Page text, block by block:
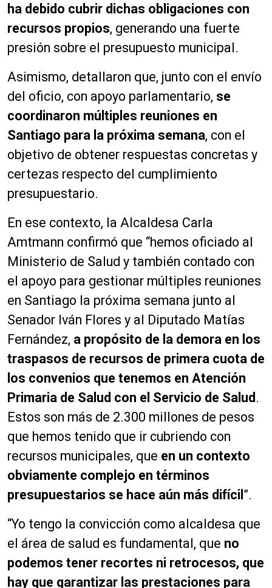
ha debido cubrir dichas obligaciones con
recursos propios, generando una fuerte
presión sobre el presupuesto municipal.
Asimismo, detallaron que, junto con el envío
del oficio, con apoyo parlamentario, se
coordinaron múltiples reuniones en
Santiago para la próxima semana, con el
objetivo de obtener respuestas concretas y
certezas respecto del cumplimiento
presupuestario.
En ese contexto, la Alcaldesa Carla
Amtmann confirmó que “hemos oficiado al
Ministerio de Salud y también contado con
el apoyo para gestionar múltiples reuniones
en Santiago la próxima semana junto al
Senador Iván Flores y al Diputado Matías
Fernández, a propósito de la demora en los
traspasos de recursos de primera cuota de
los convenios que tenemos en Atención
Primaria de Salud con el Servicio de Salud .
Estos son más de 2.300 millones de pesos
que hemos tenido que ir cubriendo con
recursos municipales, que en un contexto
obviamente complejo en términos
presupuestarios se hace aún más difícil ”.
“Yo tengo la convicción como alcaldesa que
el área de salud es fundamental, que no
podemos tener recortes ni retrocesos, que
hay que garantizar las prestaciones para